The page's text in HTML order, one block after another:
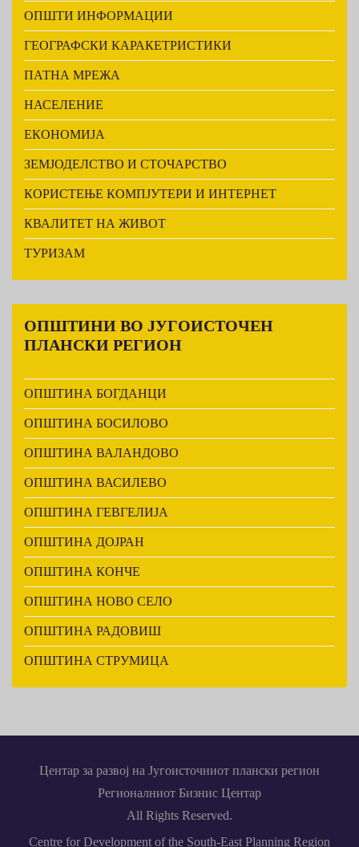
ОПШТИ ИНФОРМАЦИИ
ГЕОГРАФСКИ КАРАКЕТРИСТИКИ
ПАТНА МРЕЖА
НАСЕЛЕНИЕ
ЕКОНОМИЈА
ЗЕМЈОДЕЛСТВО И СТОЧАРСТВО
КОРИСТЕЊЕ КОМПЈУТЕРИ И ИНТЕРНЕТ
КВАЛИТЕТ НА ЖИВОТ
ТУРИЗАМ
ОПШТИНИ ВО ЈУГОИСТОЧЕН
ПЛАНСКИ РЕГИОН
ОПШТИНА БОГДАНЦИ
ОПШТИНА БОСИЛОВО
ОПШТИНА ВАЛАНДОВО
ОПШТИНА ВАСИЛЕВО
ОПШТИНА ГЕВГЕЛИЈА
ОПШТИНА ДОЈРАН
ОПШТИНА КОНЧЕ
ОПШТИНА НОВО СЕЛО
ОПШТИНА РАДОВИШ
ОПШТИНА СТРУМИЦА
Центар за развој на Југоисточниот плански регион
Регионалниот Бизнис Центар
All Rights Reserved.
Centre for Development of the South-East Planning Region